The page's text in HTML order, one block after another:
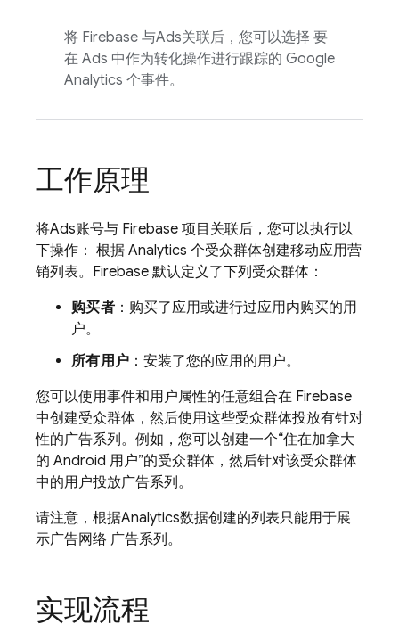
将 Firebase 与Ads关联后，您可以选择 要
在 Ads 中作为转化操作进行跟踪的 Google
Analytics 个事件。
工作原理
将Ads账号与 Firebase 项目关联后，您可以执行以
下操作： 根据 Analytics 个受众群体创建移动应用营
销列表。Firebase 默认定义了下列受众群体：
购买者：购买了应用或进行过应用内购买的用
户。
所有用户 ：安装了您的应用的用户。
您可以使用事件和用户属性的任意组合在 Firebase
中创建受众群体，然后使用这些受众群体投放有针对
性的广告系列。例如，您可以创建一个“住在加拿大
的 Android 用户”的受众群体，然后针对该受众群体
中的用户投放广告系列。
请注意，根据Analytics数据创建的列表只能用于展
示广告网络 广告系列。
实现流程